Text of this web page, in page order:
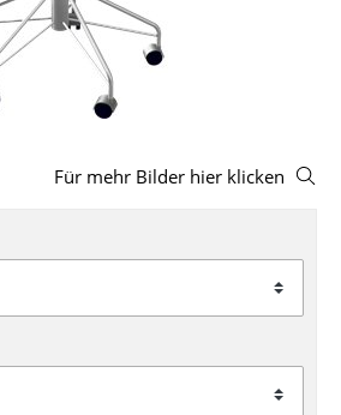
Für mehr Bilder hier klicken